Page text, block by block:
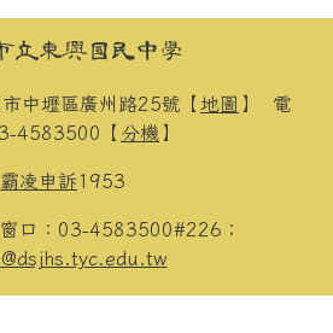
立東興國民中學
中壢區廣州路25號【 地圖 】 電
4583500【 分機 】
霸凌申訴1953
口：03-4583500#226；